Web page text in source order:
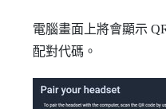
電腦畫面上將會顯示
配對代碼。